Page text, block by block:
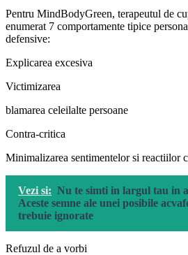
Pentru MindBodyGreen, terapeutul de
enumerat 7 comportamente tipice
defensive:
Explicarea excesiva
Victimizarea
blamarea celeilalte persoane
Contra-critica
Minimalizarea sentimentelor si reactiilor
Vezi si: Nu te simti in largul tau in
Aceste semne ale unei posibile
trebuie ignorate
Refuzul de a vorbi